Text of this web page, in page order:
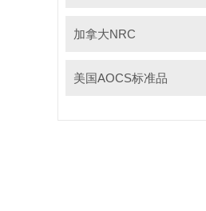
加拿大NRC
美国AOCS标准品